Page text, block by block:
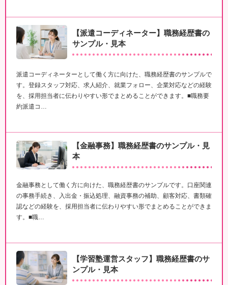
【派遣コーディネーター】職務経歴書の
サンプル・見本
派遣コーディネーターとして働く方に向けた、職務経歴書のサンプルで
す。登録スタッフ対応、求人紹介、就業フォロー、企業対応などの経験
を、採用担当者に伝わりやすい形でまとめることができます。■職務要
約派遣コ…
【金融事務】職務経歴書のサンプル・見
本
金融事務として働く方に向けた、職務経歴書のサンプルです。口座関連
の事務手続き、入出金・振込処理、融資事務の補助、顧客対応、書類確
認などの経験を、採用担当者に伝わりやすい形でまとめることができま
す。■職…
【学習塾運営スタッフ】職務経歴書のサ
ンプル・見本